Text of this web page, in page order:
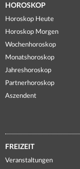
HOROSKOP
Horoskop Heute
Horoskop Morgen
Wochenhoroskop
Monatshoroskop
Jahreshoroskop
Partnerhoroskop
Aszendent
FREIZEIT
Veranstaltungen